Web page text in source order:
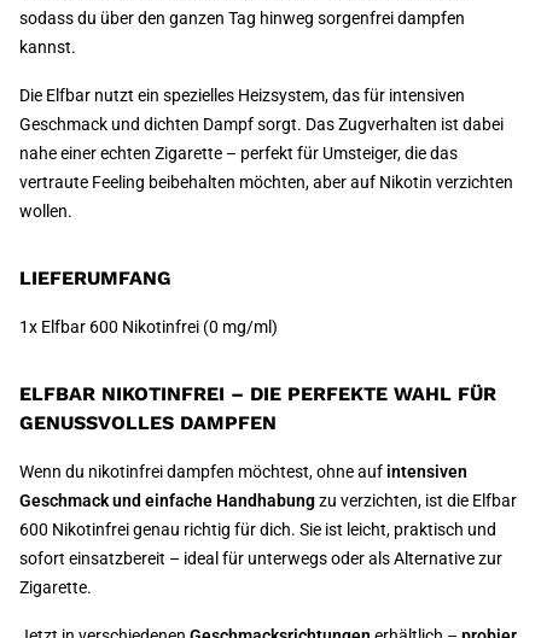
sodass du über den ganzen Tag hinweg sorgenfrei dampfen
kannst.
Die Elfbar nutzt ein spezielles Heizsystem, das für intensiven
Geschmack und dichten Dampf sorgt. Das Zugverhalten ist dabei
nahe einer echten Zigarette – perfekt für Umsteiger, die das
vertraute Feeling beibehalten möchten, aber auf Nikotin verzichten
wollen.
LIEFERUMFANG
1x Elfbar 600 Nikotinfrei (0 mg/ml)
ELFBAR NIKOTINFREI – DIE PERFEKTE WAHL FÜR
GENUSSVOLLES DAMPFEN
Wenn du nikotinfrei dampfen möchtest, ohne auf intensiven
Geschmack und einfache Handhabungzu verzichten, ist die Elfbar
600 Nikotinfrei genau richtig für dich. Sie ist leicht, praktisch und
sofort einsatzbereit – ideal für unterwegs oder als Alternative zur
Zigarette.